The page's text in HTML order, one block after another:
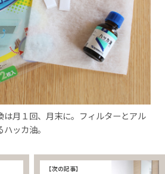
月１回、月末に。フィルターとアル
ッカ油。
【次の記事】